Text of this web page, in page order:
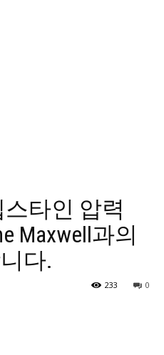
타인 압력
Maxwell과의
다.
0
233